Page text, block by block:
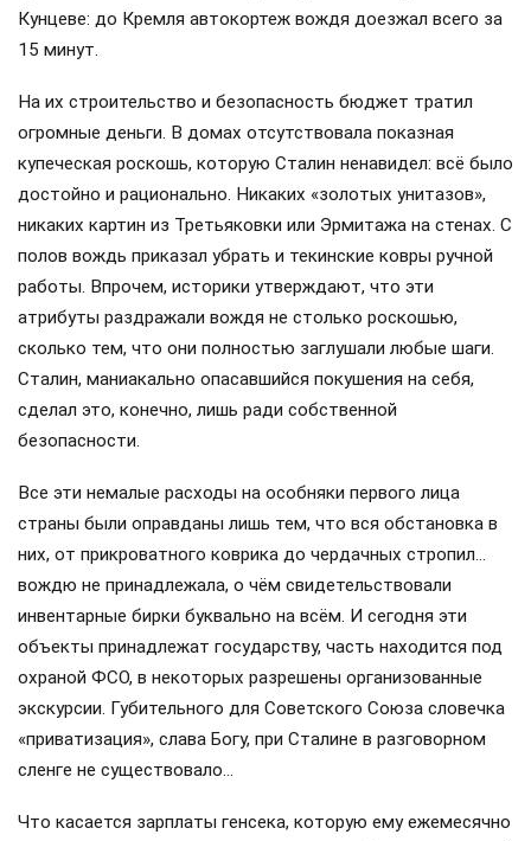
Кунцеве: до Кремля автокортеж вождя доезжал всего за
15 минут.
На их строительство и безопасность бюджет тратил
огромные деньги. В домах отсутствовала показная
купеческая роскошь, которую Сталин ненавидел: всё было
достойно и рационально. Никаких «золотых унитазов»,
никаких картин из Третьяковки или Эрмитажа на стенах. С
полов вождь приказал убрать и текинские ковры ручной
работы. Впрочем, историки утверждают, что эти
атрибуты раздражали вождя не столько роскошью,
сколько тем, что они полностью заглушали любые шаги.
Сталин, маниакально опасавшийся покушения на себя,
сделал это, конечно, лишь ради собственной
безопасности.
Все эти немалые расходы на особняки первого лица
страны были оправданы лишь тем, что вся обстановка в
них, от прикроватного коврика до чердачных стропил…
вождю не принадлежала, о чём свидетельствовали
инвентарные бирки буквально на всём. И сегодня эти
объекты принадлежат государству, часть находится под
охраной ФСО, в некоторых разрешены организованные
экскурсии. Губительного для Советского Союза словечка
«приватизация», слава Богу, при Сталине в разговорном
сленге не существовало…
Что касается зарплаты генсека, которую ему ежемесячно